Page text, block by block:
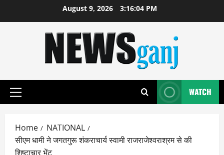
August 9, 2026 3:16:04 PM
Primary
WATCH
Home
NATIONAL
सीएम धामी ने जगतगुरू शंकराचार्य स्वामी राजराजेश्वराश्रम से की
शिष्टाचार भेंट